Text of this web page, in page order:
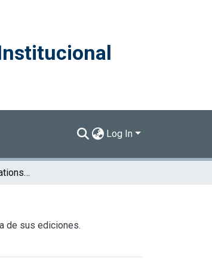
Log In
browse.metadata.relationseries.breadcrumbs
de sus ediciones.